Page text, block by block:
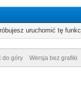
uruchomić tę
do góry Wersja bez grafiki